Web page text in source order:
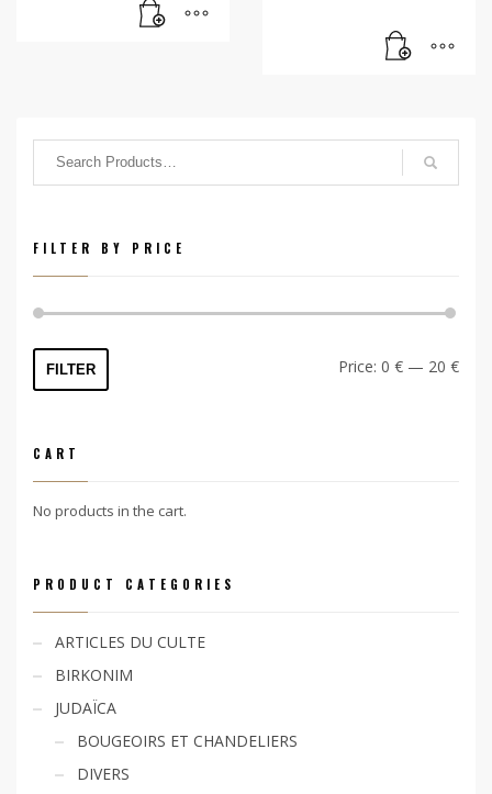
FILTER BY PRICE
Min
Max
FILTER Price: 0 € — 20 €
CART
No products in the cart.
PRODUCT CATEGORIES
ARTICLES DU CULTE
BIRKONIM
JUDAÏCA
BOUGEOIRS ET CHANDELIERS
DIVERS